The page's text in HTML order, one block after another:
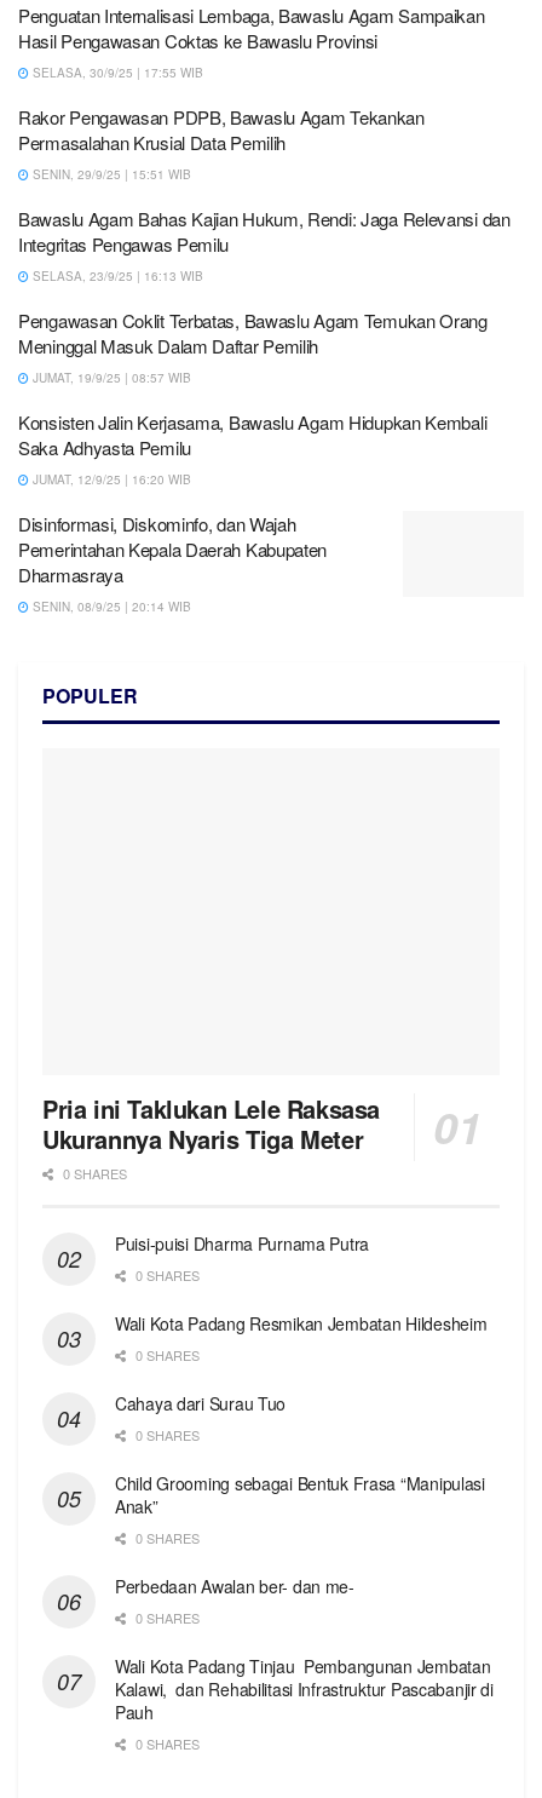
Penguatan Internalisasi Lembaga, Bawaslu Agam Sampaikan
Hasil Pengawasan Coktas ke Bawaslu Provinsi
SELASA, 30/9/25 | 17:55 WIB
Rakor Pengawasan PDPB, Bawaslu Agam Tekankan
Permasalahan Krusial Data Pemilih
SENIN, 29/9/25 | 15:51 WIB
Bawaslu Agam Bahas Kajian Hukum, Rendi: Jaga Relevansi dan
Integritas Pengawas Pemilu
SELASA, 23/9/25 | 16:13 WIB
Pengawasan Coklit Terbatas, Bawaslu Agam Temukan Orang
Meninggal Masuk Dalam Daftar Pemilih
JUMAT, 19/9/25 | 08:57 WIB
Konsisten Jalin Kerjasama, Bawaslu Agam Hidupkan Kembali
Saka Adhyasta Pemilu
JUMAT, 12/9/25 | 16:20 WIB
Disinformasi, Diskominfo, dan Wajah
Pemerintahan Kepala Daerah Kabupaten
Dharmasraya
SENIN, 08/9/25 | 20:14 WIB
POPULER
Pria ini Taklukan Lele Raksasa
Ukurannya Nyaris Tiga Meter
0 SHARES
Puisi-puisi Dharma Purnama Putra
0 SHARES
Wali Kota Padang Resmikan Jembatan Hildesheim
0 SHARES
Cahaya dari Surau Tuo
0 SHARES
Child Grooming sebagai Bentuk Frasa “Manipulasi
Anak”
0 SHARES
Perbedaan Awalan ber- dan me-
0 SHARES
Wali Kota Padang Tinjau Pembangunan Jembatan
Kalawi, dan Rehabilitasi Infrastruktur Pascabanjir di
Pauh
0 SHARES